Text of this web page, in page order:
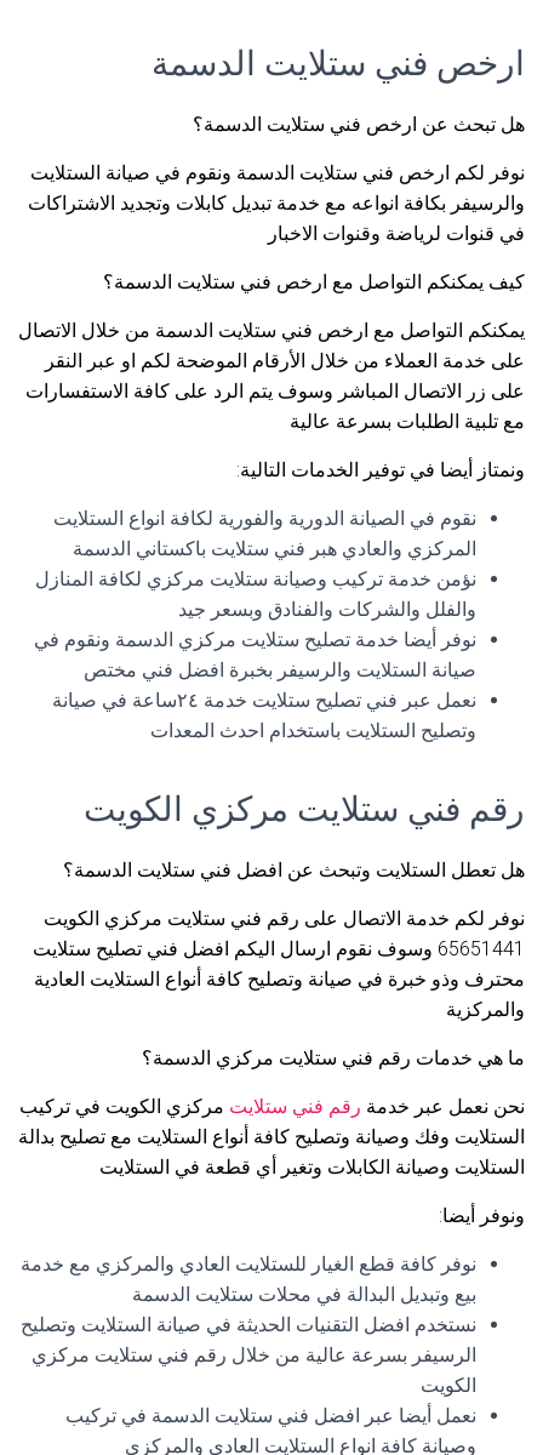
ارخص فني ستلايت الدسمة
هل تبحث عن ارخص فني ستلايت الدسمة؟
نوفر لكم ارخص فني ستلايت الدسمة ونقوم في صيانة الستلايت
والرسيفر بكافة انواعه مع خدمة تبديل كابلات وتجديد الاشتراكات
في قنوات لرياضة وقنوات الاخبار
كيف يمكنكم التواصل مع ارخص فني ستلايت الدسمة؟
يمكنكم التواصل مع ارخص فني ستلايت الدسمة من خلال الاتصال
على خدمة العملاء من خلال الأرقام الموضحة لكم او عبر النقر
على زر الاتصال المباشر وسوف يتم الرد على كافة الاستفسارات
مع تلبية الطلبات بسرعة عالية
ونمتاز أيضا في توفير الخدمات التالية:
نقوم في الصيانة الدورية والفورية لكافة انواع الستلايت
المركزي والعادي هبر فني ستلايت باكستاني الدسمة
نؤمن خدمة تركيب وصيانة ستلايت مركزي لكافة المنازل
والفلل والشركات والفنادق وبسعر جيد
نوفر أيضا خدمة تصليح ستلايت مركزي الدسمة ونقوم في
صيانة الستلايت والرسيفر بخبرة افضل فني مختص
نعمل عبر فني تصليح ستلايت خدمة ٢٤ساعة في صيانة
وتصليح الستلايت باستخدام احدث المعدات
رقم فني ستلايت مركزي الكويت
هل تعطل الستلايت وتبحث عن افضل فني ستلايت الدسمة؟
نوفر لكم خدمة الاتصال على رقم فني ستلايت مركزي الكويت
65651441 وسوف نقوم ارسال اليكم افضل فني تصليح ستلايت
محترف وذو خبرة في صيانة وتصليح كافة أنواع الستلايت العادية
والمركزية
ما هي خدمات رقم فني ستلايت مركزي الدسمة؟
نحن نعمل عبر خدمة رقم فني ستلايت مركزي الكويت في تركيب
الستلايت وفك وصيانة وتصليح كافة أنواع الستلايت مع تصليح بدالة
الستلايت وصيانة الكابلات وتغير أي قطعة في الستلايت
ونوفر أيضا:
نوفر كافة قطع الغيار للستلايت العادي والمركزي مع خدمة
بيع وتبديل البدالة في محلات ستلايت الدسمة
نستخدم افضل التقنيات الحديثة في صيانة الستلايت وتصليح
الرسيفر بسرعة عالية من خلال رقم فني ستلايت مركزي
الكويت
نعمل أيضا عبر افضل فني ستلايت الدسمة في تركيب
وصيانة كافة انواع الستلايت العادي والمركزي